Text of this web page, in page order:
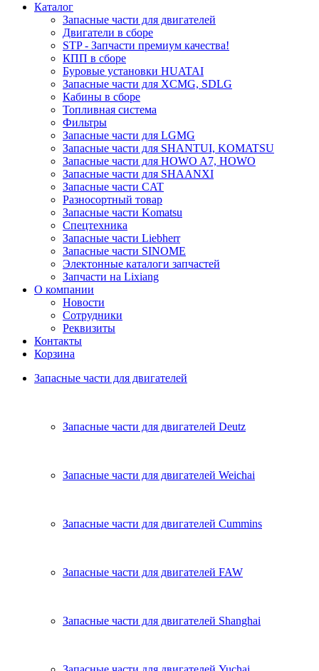
Каталог
Запасные части для двигателей
Двигатели в сборе
STP - Запчасти премиум качества!
КПП в сборе
Буровые установки HUATAI
Запасные части для XCMG, SDLG
Кабины в сборе
Топливная система
Фильтры
Запасные части для LGMG
Запасные части для SHANTUI, KOMATSU
Запасные части для HOWO A7, HOWO
Запасные части для SHAANXI
Запасные части CAT
Разносортный товар
Запасные части Komatsu
Спецтехника
Запасные части Liebherr
Запасные части SINOME
Электонные каталоги запчастей
Запчасти на Lixiang
О компании
Новости
Сотрудники
Реквизиты
Контакты
Корзина
Запасные части для двигателей
Запасные части для двигателей Deutz
Запасные части для двигателей Weichai
Запасные части для двигателей Cummins
Запасные части для двигателей FAW
Запасные части для двигателей Shanghai